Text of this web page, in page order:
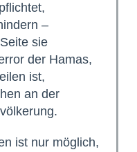
–
sie
der Hamas,
ist,
an der
ist nur möglich,